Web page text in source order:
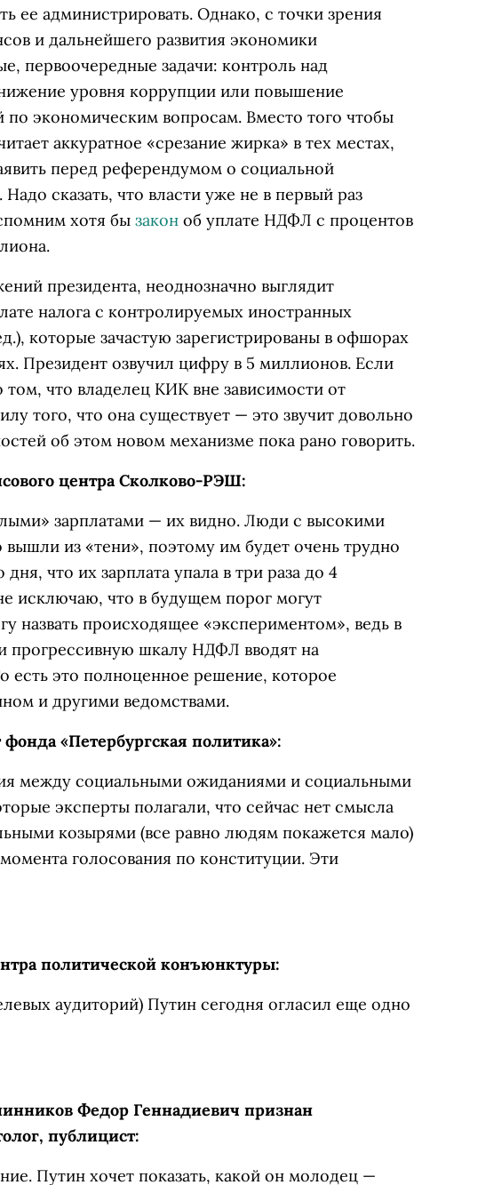
ее администрировать. Однако, с точки зрения
и дальнейшего развития экономики
первоочередные задачи: контроль над
уровня коррупции или повышение
экономическим вопросам. Вместо того чтобы
аккуратное «срезание жирка» в тех местах,
перед референдумом о социальной
сказать, что власти уже не в первый раз
хотя бы закон об уплате НДФЛ с процентов
президента, неоднозначно выглядит
налога с контролируемых иностранных
), которые зачастую зарегистрированы в офшорах
Президент озвучил цифру в 5 миллионов. Если
что владелец КИК вне зависимости от
того, что она существует — это звучит довольно
об этом новом механизме пока рано говорить.
центра Сколково-РЭШ:
зарплатами — их видно. Люди с высокими
вышли из «тени», поэтому им будет очень трудно
что их зарплата упала в три раза до 4
исключаю, что в будущем порог могут
назвать происходящее «экспериментом», ведь в
прогрессивную шкалу НДФЛ вводят на
есть это полноценное решение, которое
и другими ведомствами.
«Петербургская политика»:
между социальными ожиданиями и социальными
эксперты полагали, что сейчас нет смысла
козырями (все равно людям покажется мало)
голосования по конституции. Эти
политической конъюнктуры:
аудиторий) Путин сегодня огласил еще одно
Федор Геннадиевич признан
публицист:
Путин хочет показать, какой он молодец —